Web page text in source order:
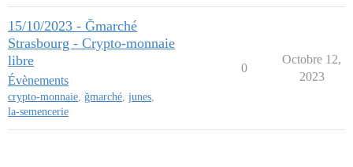
15/10/2023 - Ğmarché
Strasbourg - Crypto-monnaie
libre
Évènements
crypto-monnaie, ğmarché, junes,
la-semencerie
0
Octobre 12,
2023